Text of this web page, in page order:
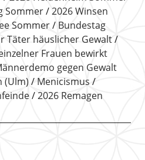
Sommer
2026 Winsen
Sommer
Bundestag
Täter häuslicher Gewalt
Frauen bewirkt
gegen Gewalt
(Ulm)
Menicismus
2026 Remagen